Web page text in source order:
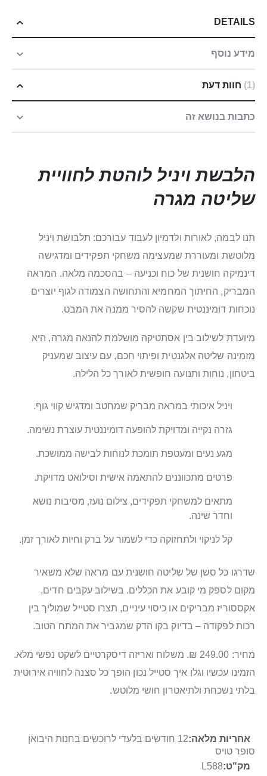
DETAILS
מידע נוסף
1 חוות דעת
כתבות בנושא זה
הלבשת ויניל לוהטת לחוויית
שליטה מגרה
תנו לבמה, לאורות ולדמיון לעבוד עבורכם: תלבושת ויניל
מלוטשת ומעוררת שמעצימה משחקי תפקידים ומדגישה
דינמיקה חושנית של כוח וכניעה – בהסכמה מלאה. המראה
המבריק, החיתוך המחמיא והתחושה הצמודה לגוף יוצרים
נוכחות דומיננטית שקשה להסיר ממנה את המבט.
מיועדת לשילוב בין אסתטיקה מושלמת להנאה מגרה, היא
מזמינה שליטה אלגנטית ופיתוי חכם, עם עיצוב שמעניק
ביטחון, נוחות ותנועה חופשית לאורך כל הלילה.
ויניל איכותי במראה מבריק שמחטב ומדגיש קווי גוף.
גזרה נקייה ומדויקת להופעה דומיננטית עוצרת נשימה.
מגע נעים ומעטפת תומכת לנוחות לבישה ממושכת.
פרטים מתכווננים להתאמה אישית וסילואט מדויקת.
מתאים למשחקי תפקידים, צילום נועז, מסיבות נושא
וחדר שינה.
קל לניקוי ולתחזוקה כדי לשמור על ברק וחיות לאורך זמן.
שדרגו כל סשן של שליטה חושנית עם מראה שלא משאיר
מקום לספק מי קובע את הכללים. בשילוב עקבים חדים,
אקססוריז מבריקים או כיסוי עיניים, תצרו סטייל שמוליך בין
רכות לפקודה – בדיוק בקו הדק שמגביר את המתח הטוב.
מחיר: 249.00 ₪. משלוח ואריזה דיסקרטיים לשקט נפשי מלא.
הזמינו עכשיו וגלו איך סטייל נכון הופך כל סצנה לחוויה אירוטית
בלתי נשכחת ולתיאטרון חושי מלוטש.
מידע
נוסף
12 חודשים בלעדי לרוכשים בחנות היבואן
סופר טויס
L588